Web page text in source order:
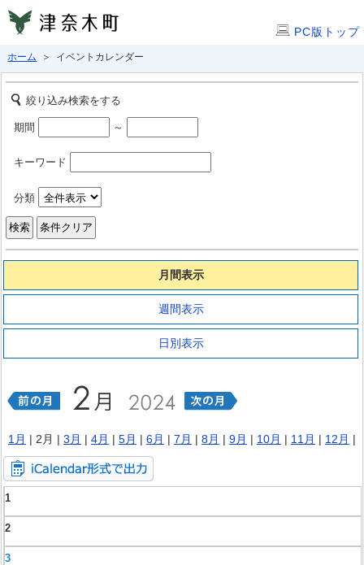
PC版トップ
ホーム ＞ イベントカレンダー
絞り込み検索をする
期間 ～
キーワード
分類
月間表示
週間表示
日別表示
1月 | 2月 | 3月 | 4月 | 5月 | 6月 | 7月 | 8月 | 9月 | 10月 | 11月 | 12月 |
1
2
3